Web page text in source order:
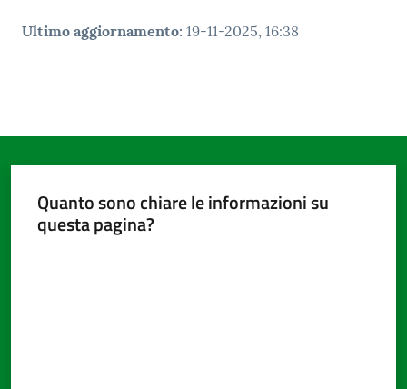
Ultimo aggiornamento: 19-11-2025, 16:38
Quanto sono chiare le informazioni su
questa pagina?